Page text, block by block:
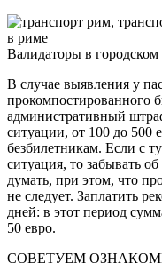
Валидаторы в
В случае выявления у
прокомпостированного
административный
ситуации, от 100 до 500
безбилетникам. Если с
ситуация, то забывать
думать, при этом, что
не следует. Заплатить
дней: в этот период
50 евро.
СОВЕТУЕМ